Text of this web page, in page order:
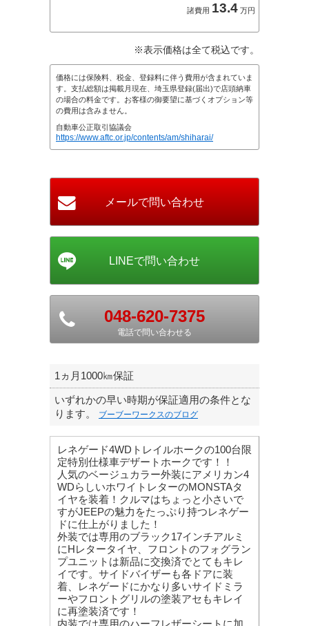
諸費用 13.4 万円
※表示価格は全て税込です。
価格には保険料、税金、登録料に伴う費用が含まれていま
す。支払総額は掲載月現在、埼玉県登録(届出)で店頭納車
の場合の料金です。お客様の御要望に基づくオプション等
の費用は含みません。
自動車公正取引協議会
https://www.aftc.or.jp/contents/am/shiharai/
048-620-7375
電話で問い合わせる
1ヵ月1000㎞保証
いずれかの早い時期が保証適用の条件とな
ります。
ブーブーワークスのブログ
レネゲード4WDトレイルホークの100台限
定特別仕様車デザートホークです！！
人気のベージュカラー外装にアメリカン4
WDらしいホワイトレターのMONSTAタ
イヤを装着！クルマはちょっと小さいで
すがJEEPの魅力をたっぷり持つレネゲー
ドに仕上がりました！
外装では専用のブラック17インチアルミ
にHレタータイヤ、フロントのフォグラン
プユニットは新品に交換済でとてもキレ
イです。サイドバイザーも各ドアに装
着、レネゲードにかなり多いサイドミラ
ーやフロントグリルの塗装アセもキレイ
に再塗装済です！